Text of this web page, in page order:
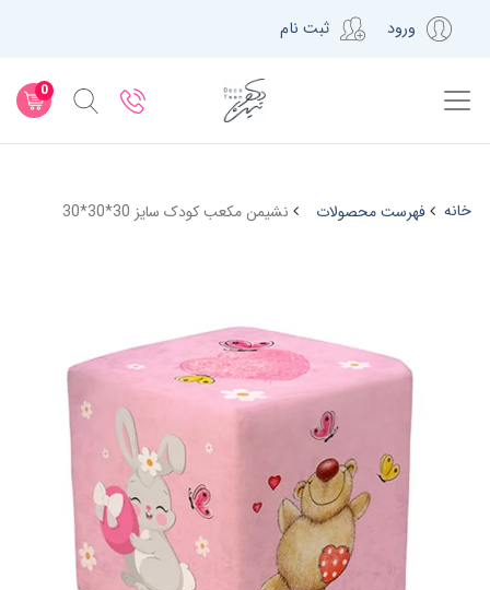
ورود ثبت نام
0
خانه فهرست محصولات نشیمن مکعب کودک سایز 30*30*30